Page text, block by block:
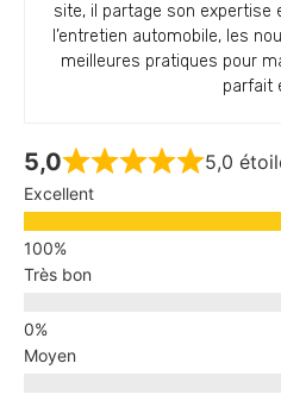
site, il partage son
l’entretien automobile, les
meilleures pratiques pour
parfait
5,0 5,0
Excellent
Très bon
Moyen